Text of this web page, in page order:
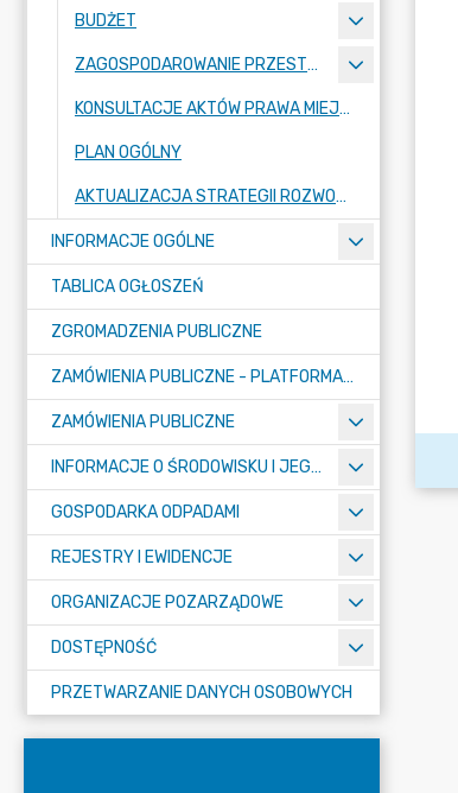
BUDŻET
ZAGOSPODAROWANIE PRZESTRZENNE
KONSULTACJE AKTÓW PRAWA MIEJSCOWEGO I INNYCH AKTÓW PRAWNYCH
PLAN OGÓLNY
AKTUALIZACJA STRATEGII ROZWOJU GMINY RASZYN
INFORMACJE OGÓLNE
TABLICA OGŁOSZEŃ
ZGROMADZENIA PUBLICZNE
ZAMÓWIENIA PUBLICZNE - PLATFORMA ZAKUPOWA (OD 01.05.2025R.)
ZAMÓWIENIA PUBLICZNE
INFORMACJE O ŚRODOWISKU I JEGO OCHRONIE
GOSPODARKA ODPADAMI
REJESTRY I EWIDENCJE
ORGANIZACJE POZARZĄDOWE
DOSTĘPNOŚĆ
PRZETWARZANIE DANYCH OSOBOWYCH